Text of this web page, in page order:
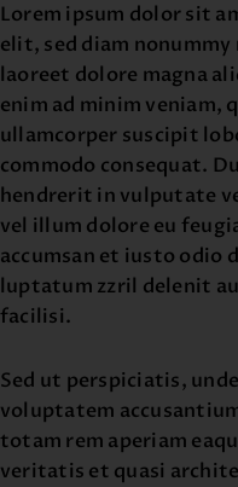
Lorem ipsum dolor sit
elit, sed diam
laoreet dolore magna
enim ad minim veniam,
ullamcorper suscipit
commodo consequat.
hendrerit in vulputate
vel illum dolore eu
accumsan et iusto odio
luptatum zzril delenit
facilisi.
Sed ut perspiciatis,
voluptatem
totam rem aperiam
veritatis et quasi